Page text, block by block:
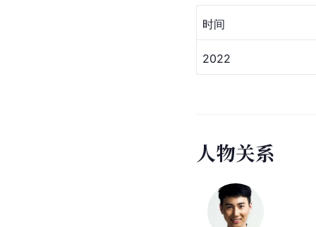
时间
2022
人物关系